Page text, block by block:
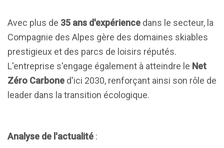
Avec plus de 35 ans d'expérience dans le secteur, la
Compagnie des Alpes gère des domaines skiables
prestigieux et des parcs de loisirs réputés.
L'entreprise s'engage également à atteindre le Net
Zéro Carbone d'ici 2030, renforçant ainsi son rôle de
leader dans la transition écologique.
Analyse de l'actualité :